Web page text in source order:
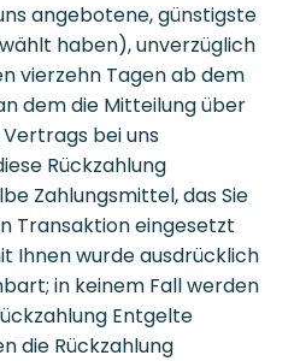
angebotene, günstigste
haben), unverzüglich
vierzehn Tagen ab dem
dem die Mitteilung über
bei uns
Rückzahlung
Zahlungsmittel, das Sie
Transaktion eingesetzt
Ihnen wurde ausdrücklich
in keinem Fall werden
Entgelte
die Rückzahlung